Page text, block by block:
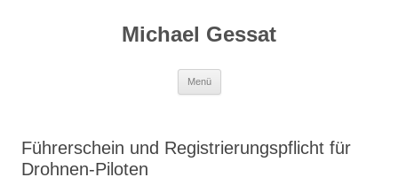
Michael Gessat
Menü
Führerschein und Registrierungspflicht für
Drohnen-Piloten